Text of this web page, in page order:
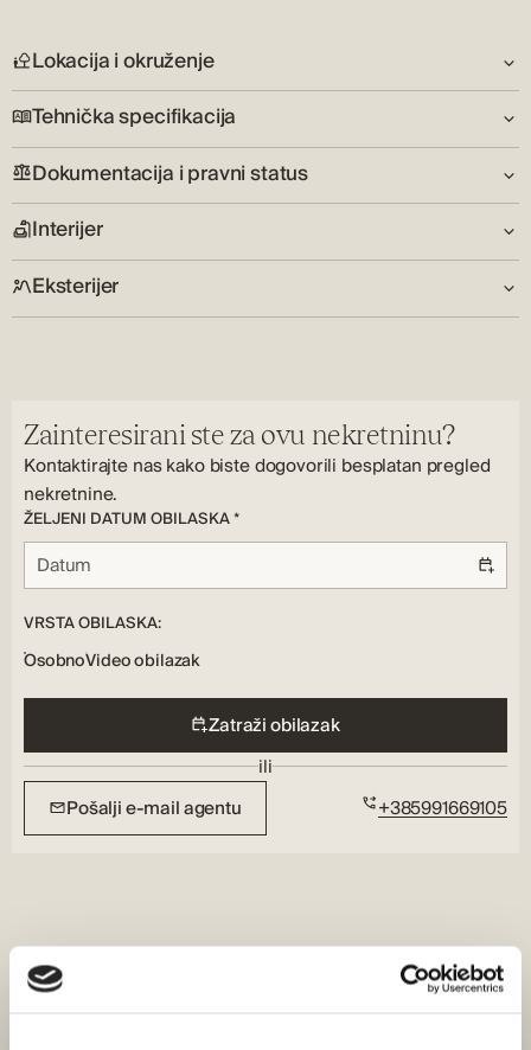
Lokacija i okruženje
Pogled:
Pogled na more
Okruženje:
Mirno, Turistička zona
Država:
HR
Tehnička specifikacija
Broj katova:
2
Stanje:
Novogradnja
Parking:
Vrsta grijanja:
Podno, Klima
Dokumentacija i pravni status
Vlasnički list:
Da
Interijer
Broj spavaćih soba:
Broj kupaonica:
Eksterijer
Vrsta prozora:
PVC
Zainteresirani ste za ovu nekretninu?
Kontaktirajte nas kako biste dogovorili besplatan pregled
nekretnine.
ŽELJENI DATUM OBILASKA *
VRSTA OBILASKA:
OsobnoVideo obilazak
Zatraži obilazak
ili
Pošalji e-mail agentu
+385991669105